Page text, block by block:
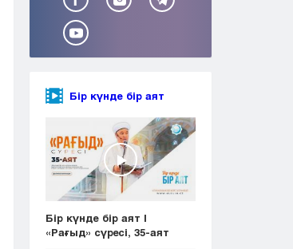
Бір күнде бір аят
Бір күнде бір аят |
«Рағыд» сүресі, 35-аят